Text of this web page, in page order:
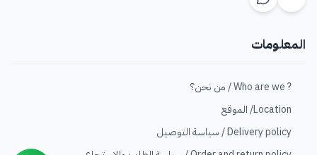
المعلومات
? Who are we / من نحن؟
Location/ الموقع
Delivery policy / سياسة التوصيل